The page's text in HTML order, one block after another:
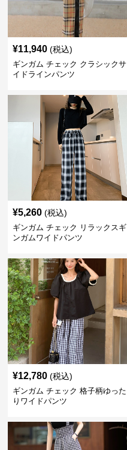
¥11,940 (税込)
ギンガム チェック クラシックサ
イドラインパンツ
¥5,260 (税込)
ギンガム チェック リラックスギ
ンガムワイドパンツ
¥12,780 (税込)
ギンガム チェック 格子柄ゆった
りワイドパンツ